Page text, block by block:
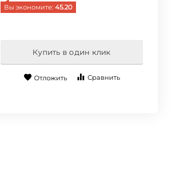
Вы экономите: 45.20
Купить в один клик
Отложить Сравнить